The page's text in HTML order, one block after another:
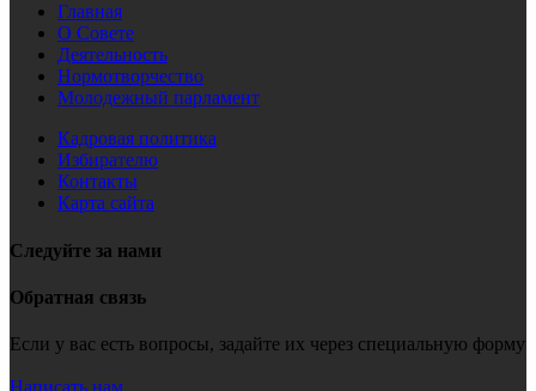
Главная
О Совете
Деятельность
Нормотворчество
Молодежный парламент
Кадровая политика
Избирателю
Контакты
Карта сайта
Следуйте за нами
Обратная связь
Если у вас есть вопросы, задайте их через специальную форму